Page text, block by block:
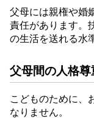
父母には親権や婚
責任があります。
の生活を送れる水
父母間の人格
こどものために、
なりません。